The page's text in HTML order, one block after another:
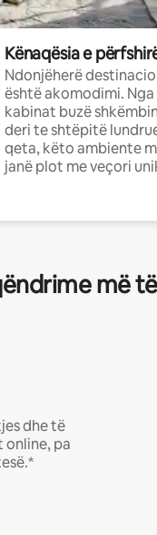
Kënaqësia e
Ndonjëherë
është akomodimi. Nga
kabinat buzë
deri te shtëpitë
qeta, këto ambiente
janë plot me veçori
më
dhe të
pa